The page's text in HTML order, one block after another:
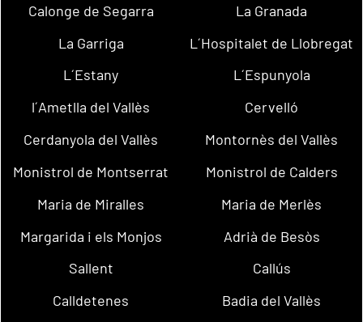
Calonge de Segarra
La Granada
La Garriga
L´Hospitalet de Llobregat
L´Estany
L´Espunyola
l´Ametlla del Vallès
Cervelló
Cerdanyola del Vallès
Montornès del Vallès
Monistrol de Montserrat
Monistrol de Calders
Maria de Miralles
Maria de Merlès
Margarida i els Monjos
Adrià de Besòs
Sallent
Callús
Calldetenes
Badia del Vallès